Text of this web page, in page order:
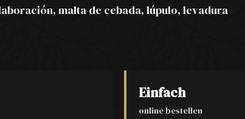
malta de cebada, lúpulo, levadura
Einfach
online bestellen